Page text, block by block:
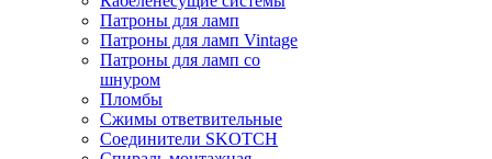
Патроны для ламп
Патроны для ламп Vintage
Патроны для ламп со
шнуром
Пломбы
Сжимы ответвительные
Соединители SKOTCH